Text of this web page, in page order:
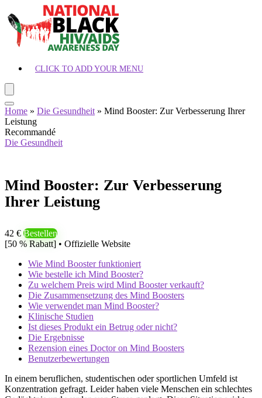
CLICK TO ADD YOUR MENU
Home » Die Gesundheit » Mind Booster: Zur Verbesserung Ihrer
Leistung
Recommandé
Die Gesundheit
Mind Booster: Zur Verbesserung
Ihrer Leistung
42 € Bestellen
[50 % Rabatt] • Offizielle Website
Wie Mind Booster funktioniert
Wie bestelle ich Mind Booster?
Zu welchem ​​Preis wird Mind Booster verkauft?
Die Zusammensetzung des Mind Boosters
Wie verwendet man Mind Booster?
Klinische Studien
Ist dieses Produkt ein Betrug oder nicht?
Die Ergebnisse
Rezension eines Doctor on Mind Boosters
Benutzerbewertungen
In einem beruflichen, studentischen oder sportlichen Umfeld ist
Konzentration gefragt. Leider haben viele Menschen ein schlechtes